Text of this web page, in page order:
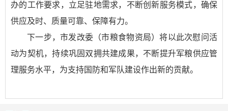
办的工作要求，立足驻地需求，不断创新服务模式，确保
供应及时、质量可靠、保障有力。
下一步，市发改委（市粮食物资局）将以此次慰问活
动为契机，持续巩固双拥共建成果，不断提升军粮供应管
理服务水平，为支持国防和军队建设作出新的贡献。